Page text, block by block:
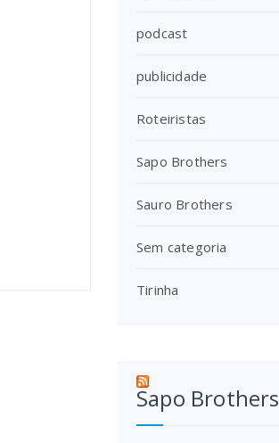
podcast
publicidade
Roteiristas
Sapo Brothers
Sauro Brothers
Sem categoria
Tirinha
Sapo Brothers